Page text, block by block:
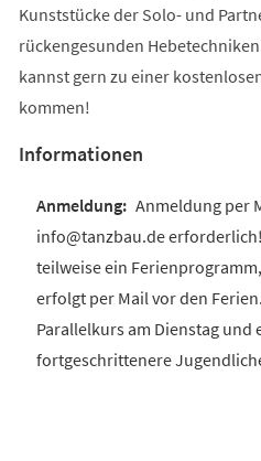
Kunststücke der Solo- und
rückengesunden
kannst gern zu einer
kommen!
Informationen
Anmeldung per
info@tanzbau.de
teilweise ein
erfolgt per Mail vor den
Parallelkurs am Dienstag und
fortgeschrittenere